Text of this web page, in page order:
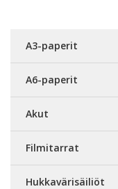
A3-paperit
A6-paperit
Akut
Filmitarrat
Hukkavärisäiliöt